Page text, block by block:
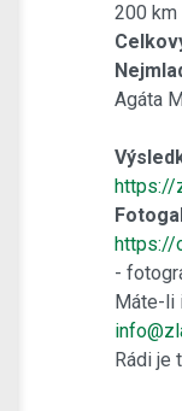
200
Agáta
https://
https://
-
Máte-li
Rádi je